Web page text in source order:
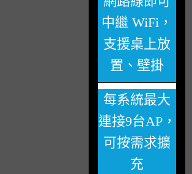
中繼 WiFi，
支援桌上放
置、壁掛
每系統最大
連接9台AP，
可按需求擴
充